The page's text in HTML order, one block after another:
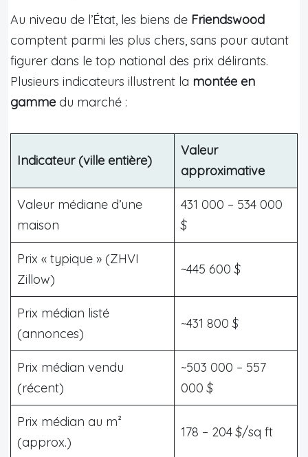
Au niveau de l’État, les biens de Friendswood
comptent parmi les plus chers, sans pour autant
figurer dans le top national des prix délirants.
Plusieurs indicateurs illustrent la montée en
gamme du marché :
Indicateur (ville entière)
Valeur
approximative
Valeur médiane d’une
maison
431 000 – 534 000
$
Prix « typique » (ZHVI
Zillow)
~445 600 $
Prix médian listé
(annonces)
~431 800 $
Prix médian vendu
(récent)
~503 000 – 557
000 $
Prix médian au m²
(approx.)
178 – 204 $/sq ft